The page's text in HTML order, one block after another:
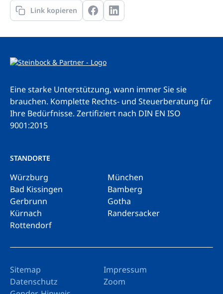
Link kopieren
Eine starke Unterstützung, wann immer Sie sie
brauchen. Komplette Rechts- und Steuerberatung für
Ihre Bedürfnisse. Zertifiziert nach DIN EN ISO
9001:2015
STANDORTE
Würzburg
München
Bad Kissingen
Bamberg
Gerbrunn
Gotha
Kürnach
Randersacker
Rottendorf
Sitemap
Impressum
Datenschutz
Zoom